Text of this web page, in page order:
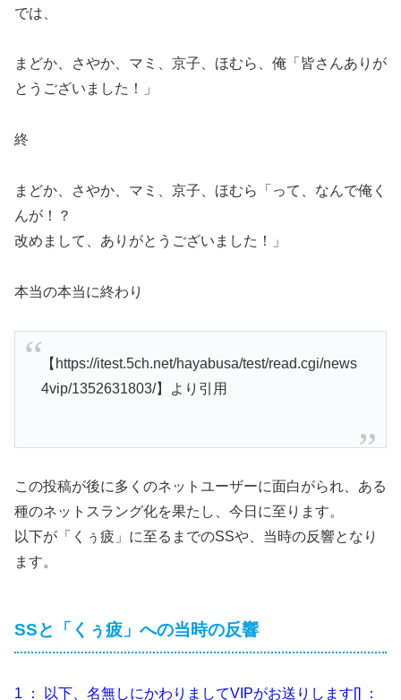
では、
まどか、さやか、マミ、京子、ほむら、俺「皆さんありが
とうございました！」
終
まどか、さやか、マミ、京子、ほむら「って、なんで俺く
んが！？
改めまして、ありがとうございました！」
本当の本当に終わり
【https://itest.5ch.net/hayabusa/test/read.cgi/news
4vip/1352631803/】より引用
この投稿が後に多くのネットユーザーに面白がられ、ある
種のネットスラング化を果たし、今日に至ります。
以下が「くぅ疲」に至るまでのSSや、当時の反響となり
ます。
SSと「くぅ疲」への当時の反響
1 ： 以下、名無しにかわりましてVIPがお送りします[] ：